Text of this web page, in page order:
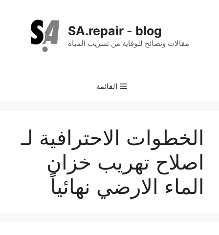
SA.repair - blog
مقالات ونصائح للوقاية من تسريب المياه
القائمة
الخطوات الاحترافية لـ
اصلاح تهريب خزان
الماء الارضي نهائياً